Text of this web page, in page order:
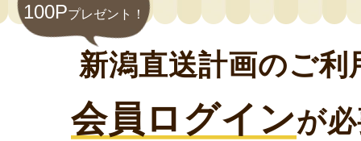
100Pプレゼント！
新潟直送計画のご利
会員ログインが